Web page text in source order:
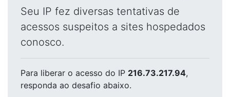
Seu IP fez diversas tentativas de
acessos suspeitos a sites hospedados
conosco.
Para liberar o acesso do IP 216.73.217.94,
responda ao desafio abaixo.